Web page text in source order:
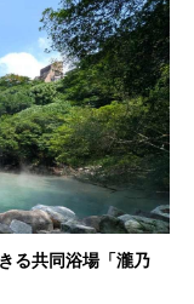
る共同浴場「瀧乃